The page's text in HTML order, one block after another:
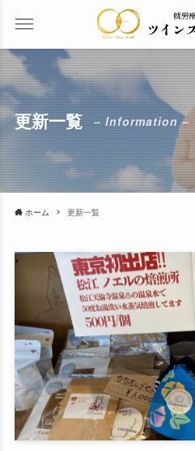
更新一覧 – Information –
ホーム 更新一覧